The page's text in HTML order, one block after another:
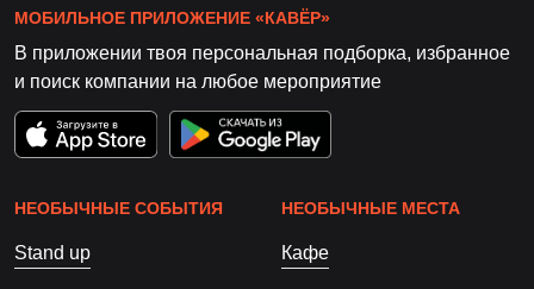
МОБИЛЬНОЕ ПРИЛОЖЕНИЕ «КАВЁР»
В приложении твоя персональная подборка, избранное
и поиск компании на любое мероприятие
НЕОБЫЧНЫЕ СОБЫТИЯ
Stand up
НЕОБЫЧНЫЕ МЕСТА
Кафе